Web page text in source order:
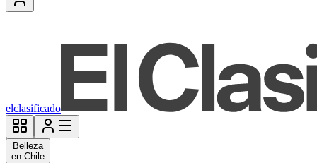
elclasificado
Belleza
en Chile